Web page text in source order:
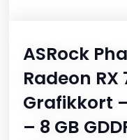
ASRock
Radeon RX
Grafikkort
– 8 GB